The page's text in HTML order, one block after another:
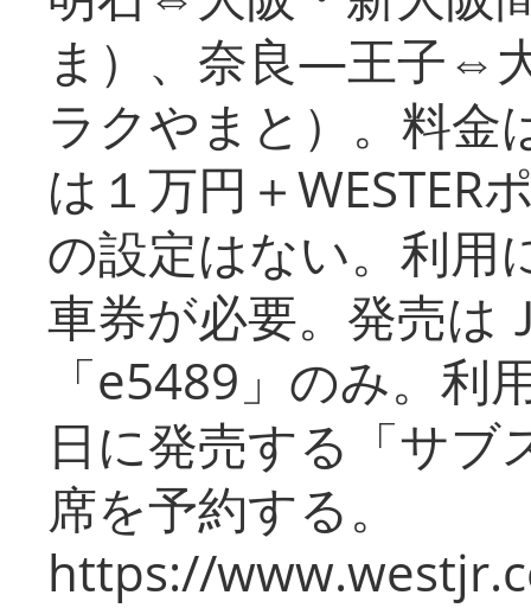
ま）、奈良―王子⇔
ラクやまと）。料金
は１万円＋WESTER
の設定はない。利用
車券が必要。発売は
「e5489」のみ。利
日に発売する「サブ
席を予約する。
https://